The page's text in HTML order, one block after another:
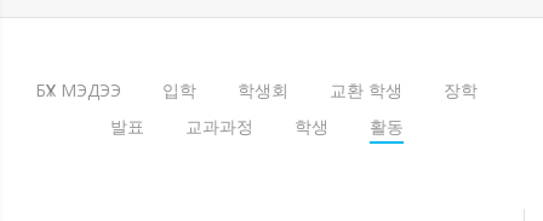
БҮХ МЭДЭЭ 입학 학생회 교환 학생
장학
발표
교과과정 학생 활동